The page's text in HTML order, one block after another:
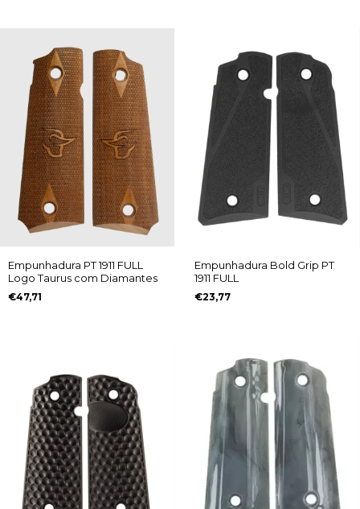
Empunhadura PT 1911 FULL
Logo Taurus com Diamantes
€47,71
Empunhadura Bold Grip PT
1911 FULL
€23,77